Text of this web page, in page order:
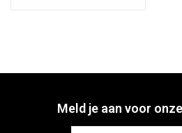
Meld je aan voor